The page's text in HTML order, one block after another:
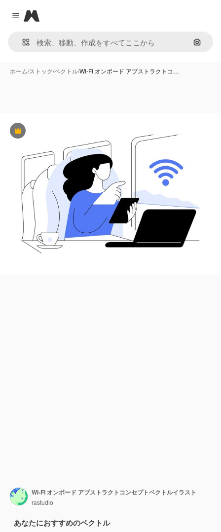
Close menu
Magnific
画像で
ホーム/ストック/ベクトル/Wi-Fi オンボード アブストラクトコ…
Premium
Wi-Fi オンボード アブストラクトコンセプトベクトルイラスト
rastudio
あなたにおすすめのベクトル